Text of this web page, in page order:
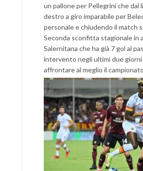
un pallone per Pellegrini che dal
destro a giro imparabile per
personale e chiudendo il match
Seconda sconfitta stagionale in
Salernitana che ha già 7 gol al
intervento negli ultimi due
affrontare al meglio il